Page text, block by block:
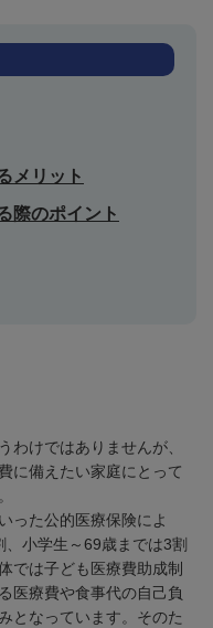
メリット
際のポイント
わけではありませんが、
に備えたい家庭にとって
った公的医療保険によ
、小学生～69歳までは3割
では子ども医療費助成制
医療費や食事代の自己負
となっています。そのた